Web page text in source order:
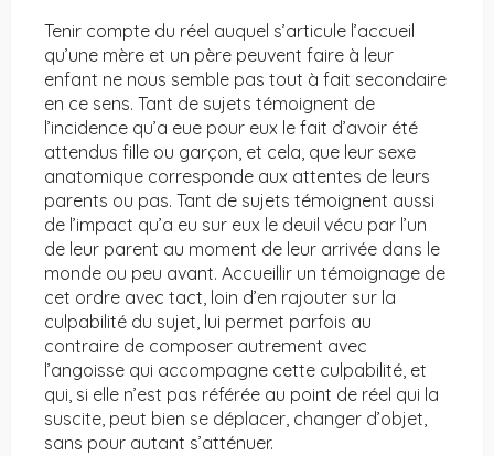
Tenir compte du réel auquel s’articule l’accueil
qu’une mère et un père peuvent faire à leur
enfant ne nous semble pas tout à fait secondaire
en ce sens. Tant de sujets témoignent de
l’incidence qu’a eue pour eux le fait d’avoir été
attendus fille ou garçon, et cela, que leur sexe
anatomique corresponde aux attentes de leurs
parents ou pas. Tant de sujets témoignent aussi
de l’impact qu’a eu sur eux le deuil vécu par l’un
de leur parent au moment de leur arrivée dans le
monde ou peu avant. Accueillir un témoignage de
cet ordre avec tact, loin d’en rajouter sur la
culpabilité du sujet, lui permet parfois au
contraire de composer autrement avec
l’angoisse qui accompagne cette culpabilité, et
qui, si elle n’est pas référée au point de réel qui la
suscite, peut bien se déplacer, changer d’objet,
sans pour autant s’atténuer.